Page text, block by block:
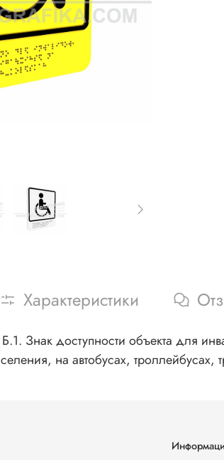
Характеристики
Знак доступности объекта для
на автобусах, троллейбусах,